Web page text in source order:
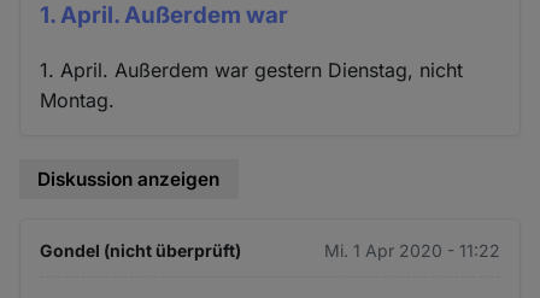
1. April. Außerdem war
1. April. Außerdem war gestern Dienstag, nicht
Montag.
Diskussion anzeigen
Gondel (nicht überprüft) Mi. 1 Apr 2020 - 11:22